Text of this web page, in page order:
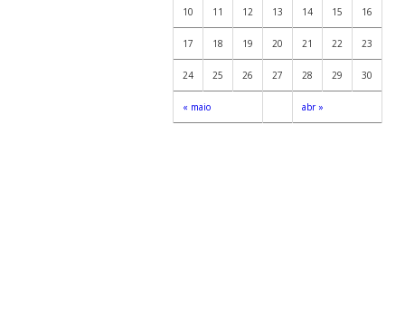
« maio abr »
10 11 12 13 14 15 16
17 18 19 20 21 22 23
24 25 26 27 28 29 30